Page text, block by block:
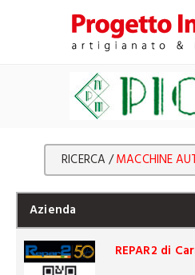
RICERCA /MACCHINE
Azienda
REPAR2 di